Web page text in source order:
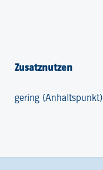
Zusatznutzen
gering (Anhaltspunkt)